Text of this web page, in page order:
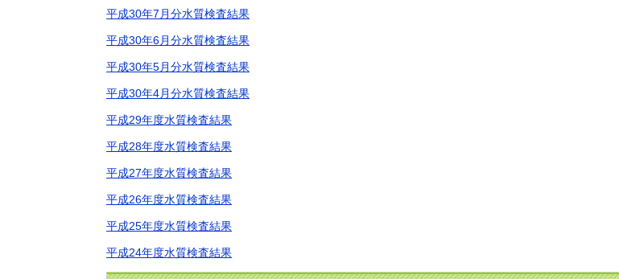
平成30年7月分水質検査結果
平成30年6月分水質検査結果
平成30年5月分水質検査結果
平成30年4月分水質検査結果
平成29年度水質検査結果
平成28年度水質検査結果
平成27年度水質検査結果
平成26年度水質検査結果
平成25年度水質検査結果
平成24年度水質検査結果